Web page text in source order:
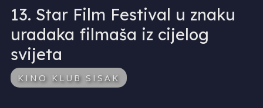
13. Star Film Festival u znaku
uradaka filmaša iz cijelog
svijeta
KINO KLUB SISAK